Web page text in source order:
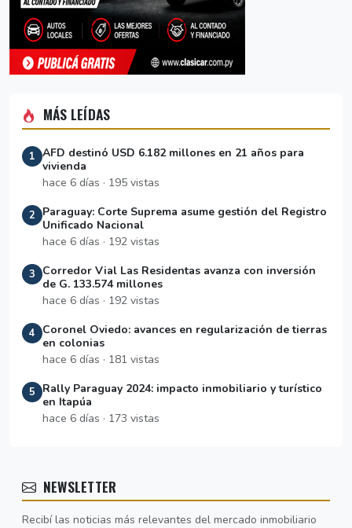
MÁS LEÍDAS
1 AFD destinó USD 6.182 millones en 21 años para
vivienda
hace 6 días · 195 vistas
2
Paraguay: Corte Suprema asume gestión del Registro
Unificado Nacional
hace 6 días · 192 vistas
3
Corredor Vial Las Residentas avanza con inversión
de G. 133.574 millones
hace 6 días · 192 vistas
4
Coronel Oviedo: avances en regularización de tierras
en colonias
hace 6 días · 181 vistas
5
Rally Paraguay 2024: impacto inmobiliario y turístico
en Itapúa
hace 6 días · 173 vistas
NEWSLETTER
Recibí las noticias más relevantes del mercado inmobiliario